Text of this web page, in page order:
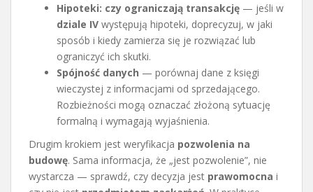
Hipoteki: czy ograniczają transakcję — jeśli w
dziale IV występują hipoteki, doprecyzuj, w jaki
sposób i kiedy zamierza się je rozwiązać lub
ograniczyć ich skutki.
Spójność danych — porównaj dane z księgi
wieczystej z informacjami od sprzedającego.
Rozbieżności mogą oznaczać złożoną sytuację
formalną i wymagają wyjaśnienia.
Drugim krokiem jest weryfikacja pozwolenia na
budowę. Sama informacja, że „jest pozwolenie”, nie
wystarcza — sprawdź, czy decyzja jest prawomocna i